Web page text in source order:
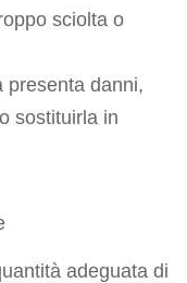
sciolta o
presenta danni,
sostituirla in
adeguata di